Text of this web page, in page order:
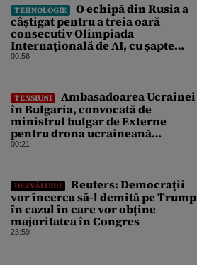
TEHNOLOGIE
O echipă din Rusia a
câștigat pentru a treia oară
consecutiv Olimpiada
Internațională de AI, cu șapte
medalii din aur și una de bronz
00:56
TENSIUNI
Ambasadoarea Ucrainei
în Bulgaria, convocată de
ministrul bulgar de Externe
pentru drona ucraineană
prăbușită în apropierea
00:21
DEZVĂLUIRI
Reuters: Democrații
vor încerca să-l demită pe Trump
în cazul în care vor obține
majoritatea în Congres
23:59